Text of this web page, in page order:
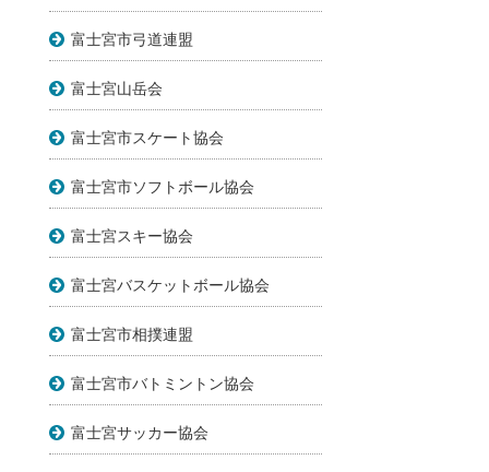
富士宮市弓道連盟
富士宮山岳会
富士宮市スケート協会
富士宮市ソフトボール協会
富士宮スキー協会
富士宮バスケットボール協会
富士宮市相撲連盟
富士宮市バトミントン協会
富士宮サッカー協会